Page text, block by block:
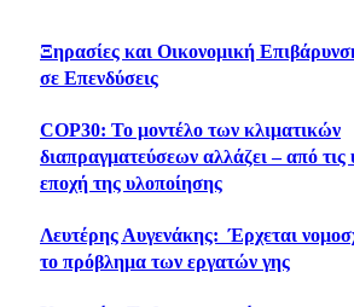
Ξηρασίες και Οικονομική
σε Επενδύσεις
COP30: Το μοντέλο των κλιματικών
διαπραγματεύσεων αλλάζει – από τις
εποχή της υλοποίησης
Λευτέρης Αυγενάκης: Έρχεται
το πρόβλημα των εργατών γης